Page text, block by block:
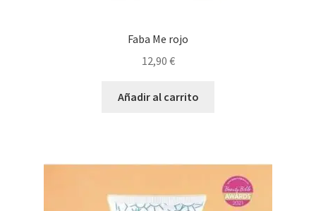
Faba Me rojo
12,90 €
Añadir al carrito